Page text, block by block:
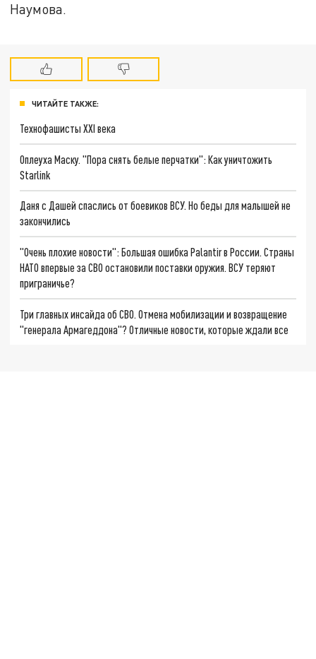
Наумова.
ЧИТАЙТЕ ТАКЖЕ:
Технофашисты XXI века
Оплеуха Маску. "Пора снять белые перчатки": Как уничтожить
Starlink
Даня с Дашей спаслись от боевиков ВСУ. Но беды для малышей не
закончились
"Очень плохие новости": Большая ошибка Palantir в России. Страны
НАТО впервые за СВО остановили поставки оружия. ВСУ теряют
приграничье?
Три главных инсайда об СВО. Отмена мобилизации и возвращение
"генерала Армагеддона"? Отличные новости, которые ждали все